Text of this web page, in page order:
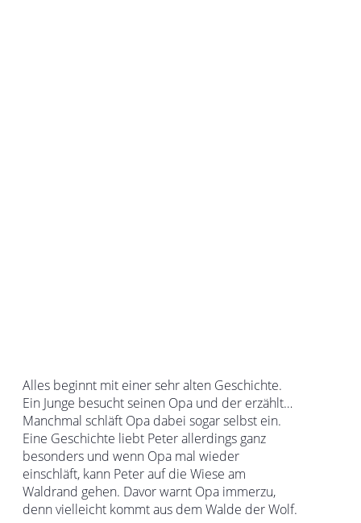
Alles beginnt mit einer sehr alten Geschichte.
Ein Junge besucht seinen Opa und der erzählt…
Manchmal schläft Opa dabei sogar selbst ein.
Eine Geschichte liebt Peter allerdings ganz
besonders und wenn Opa mal wieder
einschläft, kann Peter auf die Wiese am
Waldrand gehen. Davor warnt Opa immerzu,
denn vielleicht kommt aus dem Walde der Wolf.